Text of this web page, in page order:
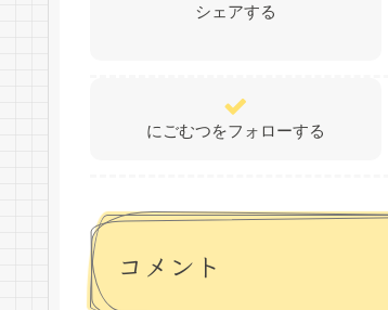
シェアする
にごむつをフォローする
コメント